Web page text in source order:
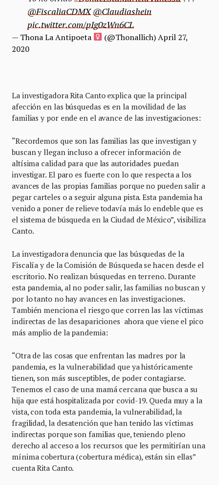
@FiscaliaCDMX @Claudiashein
pic.twitter.com/pIg0zWn6CL
— Thona La Antipoeta (@Thonallich)April 27,
2020
La investigadora Rita Canto explica que la principal
afección en las búsquedas es en la movilidad de las
familias y por ende en el avance de las investigaciones:
“Recordemos que son las familias las que investigan y
buscan y llegan incluso a ofrecer información de
altísima calidad para que las autoridades puedan
investigar. El paro es fuerte con lo que respecta a los
avances de las propias familias porque no pueden salir a
pegar carteles o a seguir alguna pista. Esta pandemia ha
venido a poner de relieve todavía más lo endeble que es
el sistema de búsqueda en la Ciudad de México”, visibiliza
Canto.
La investigadora denuncia que las búsquedas de la
Fiscalía y de la Comisión de Búsqueda se hacen desde el
escritorio. No realizan búsquedas en terreno. Durante
esta pandemia, al no poder salir, las familias no buscan y
por lo tanto no hay avances en las investigaciones.
También menciona el riesgo que corren las las víctimas
indirectas de las desapariciones ahora que viene el pico
más amplio de la pandemia:
“Otra de las cosas que enfrentan las madres por la
pandemia, es la vulnerabilidad que ya históricamente
tienen, son más susceptibles, de poder contagiarse.
Tenemos el caso de una mamá cercana que busca a su
hija que está hospitalizada por covid-19. Queda muy a la
vista, con toda esta pandemia, la vulnerabilidad, la
fragilidad, la desatención que han tenido las víctimas
indirectas porque son familias que, teniendo pleno
derecho al acceso a los recursos que les permitirían una
mínima cobertura (cobertura médica), están sin ellas”
cuenta Rita Canto.